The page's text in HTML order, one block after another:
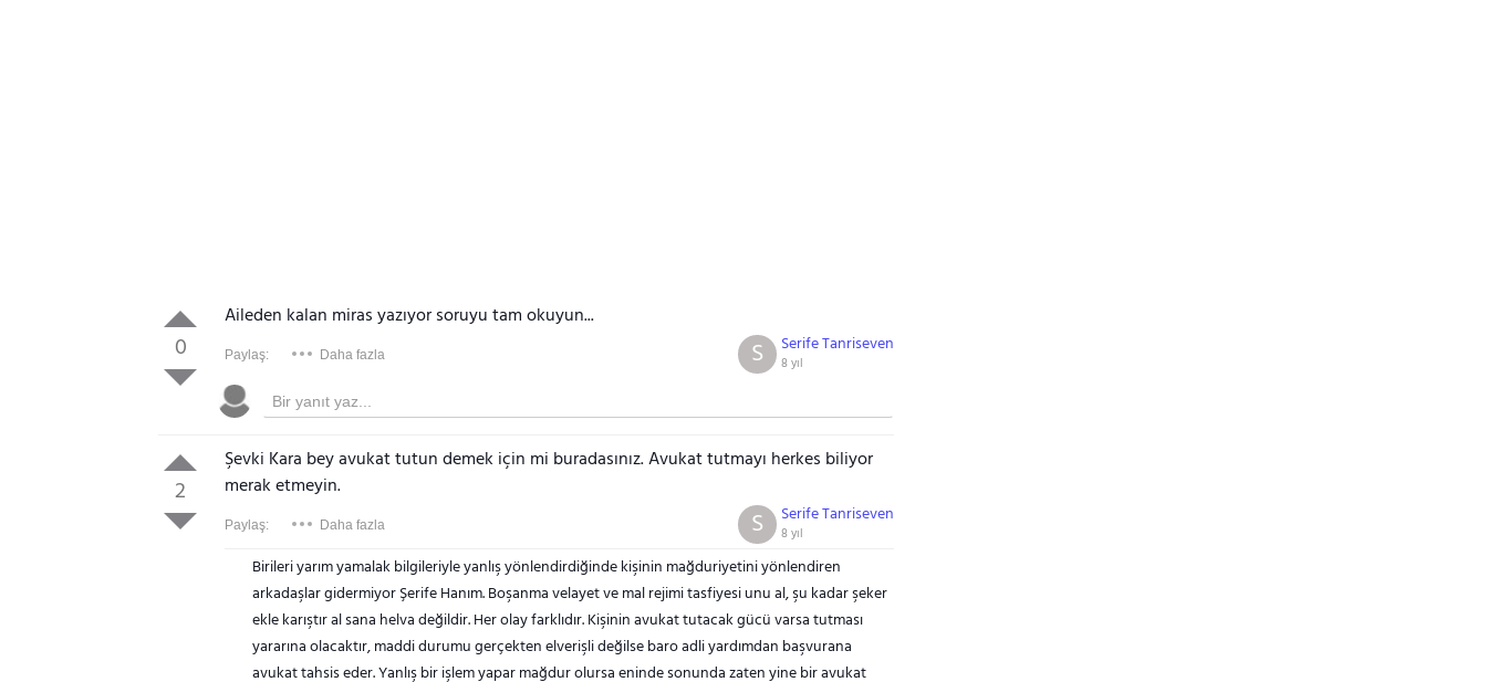
0
Aileden kalan miras yazıyor soruyu tam okuyun...
Paylaş: Daha fazla Serife Tanriseven
8 yıl
S
2
Şevki Kara bey avukat tutun demek için mi buradasınız. Avukat tutmayı herkes biliyor
merak etmeyin.
Paylaş: Daha fazla Serife Tanriseven
8 yıl
S
Birileri yarım yamalak bilgileriyle yanlış yönlendirdiğinde kişinin mağduriyetini yönlendiren
arkadaşlar gidermiyor Şerife Hanım. Boşanma velayet ve mal rejimi tasfiyesi unu al, şu kadar şeker
ekle karıştır al sana helva değildir. Her olay farklıdır. Kişinin avukat tutacak gücü varsa tutması
yararına olacaktır, maddi durumu gerçekten elverişli değilse baro adli yardımdan başvurana
avukat tahsis eder. Yanlış bir işlem yapar mağdur olursa eninde sonunda zaten yine bir avukat